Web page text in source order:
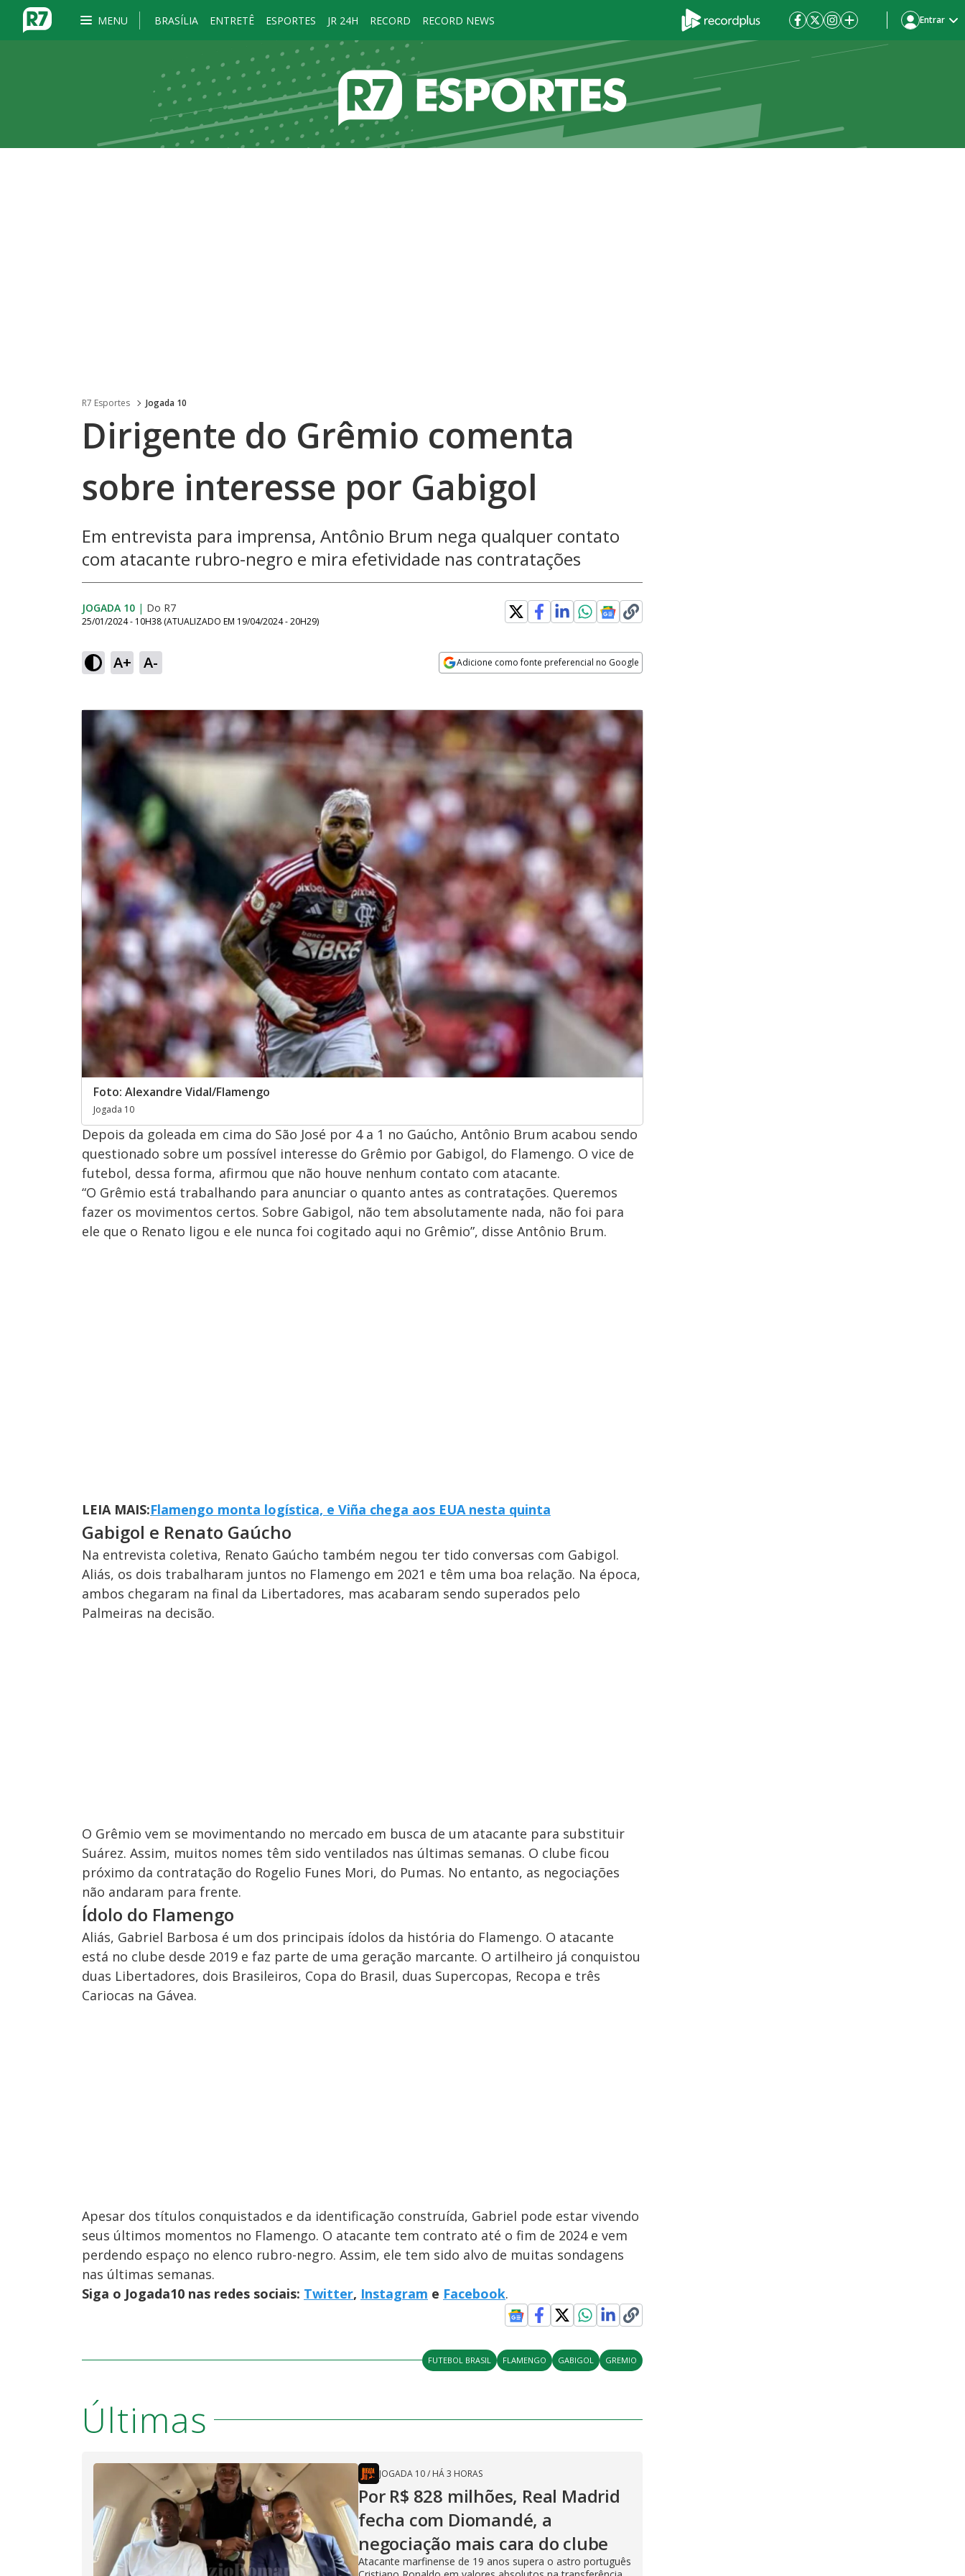
MENU BRASÍLIA ENTRETÊ ESPORTES JR 24H RECORD RECORD NEWS Entrar
R7 Esportes Jogada 10
Dirigente do Grêmio comenta
sobre interesse por Gabigol
Em entrevista para imprensa, Antônio Brum nega qualquer contato
com atacante rubro-negro e mira efetividade nas contratações
JOGADA 10 | Do R7
25/01/2024 - 10H38 (ATUALIZADO EM 19/04/2024 - 20H29)
A+ A- Adicione como fonte preferencial no Google
Foto: Alexandre Vidal/Flamengo
Jogada 10
Depois da goleada em cima do São José por 4 a 1 no Gaúcho, Antônio Brum acabou sendo
questionado sobre um possível interesse do Grêmio por Gabigol, do Flamengo. O vice de
futebol, dessa forma, afirmou que não houve nenhum contato com atacante.
“O Grêmio está trabalhando para anunciar o quanto antes as contratações. Queremos
fazer os movimentos certos. Sobre Gabigol, não tem absolutamente nada, não foi para
ele que o Renato ligou e ele nunca foi cogitado aqui no Grêmio”, disse Antônio Brum.
LEIA MAIS:Flamengo monta logística, e Viña chega aos EUA nesta quinta
Gabigol e Renato Gaúcho
Na entrevista coletiva, Renato Gaúcho também negou ter tido conversas com Gabigol.
Aliás, os dois trabalharam juntos no Flamengo em 2021 e têm uma boa relação. Na época,
ambos chegaram na final da Libertadores, mas acabaram sendo superados pelo
Palmeiras na decisão.
O Grêmio vem se movimentando no mercado em busca de um atacante para substituir
Suárez. Assim, muitos nomes têm sido ventilados nas últimas semanas. O clube ficou
próximo da contratação do Rogelio Funes Mori, do Pumas. No entanto, as negociações
não andaram para frente.
Ídolo do Flamengo
Aliás, Gabriel Barbosa é um dos principais ídolos da história do Flamengo. O atacante
está no clube desde 2019 e faz parte de uma geração marcante. O artilheiro já conquistou
duas Libertadores, dois Brasileiros, Copa do Brasil, duas Supercopas, Recopa e três
Cariocas na Gávea.
Apesar dos títulos conquistados e da identificação construída, Gabriel pode estar vivendo
seus últimos momentos no Flamengo. O atacante tem contrato até o fim de 2024 e vem
perdendo espaço no elenco rubro-negro. Assim, ele tem sido alvo de muitas sondagens
nas últimas semanas.
Siga o Jogada10 nas redes sociais: Twitter, Instagram e Facebook.
FUTEBOL BRASIL FLAMENGO GABIGOL GREMIO
Últimas
JOGADA 10/ HÁ 3 HORAS
Por R$ 828 milhões, Real Madrid
fecha com Diomandé, a
negociação mais cara do clube
Atacante marfinense de 19 anos supera o astro português